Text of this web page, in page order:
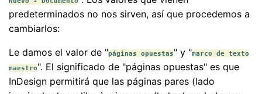
predeterminados no nos sirven, así que procedemos a
cambiarlos:
Le damos el valor de "páginas opuestas" y "marco de texto
maestro". El significado de "páginas opuestas" es que
InDesign permitirá que las páginas pares (lado